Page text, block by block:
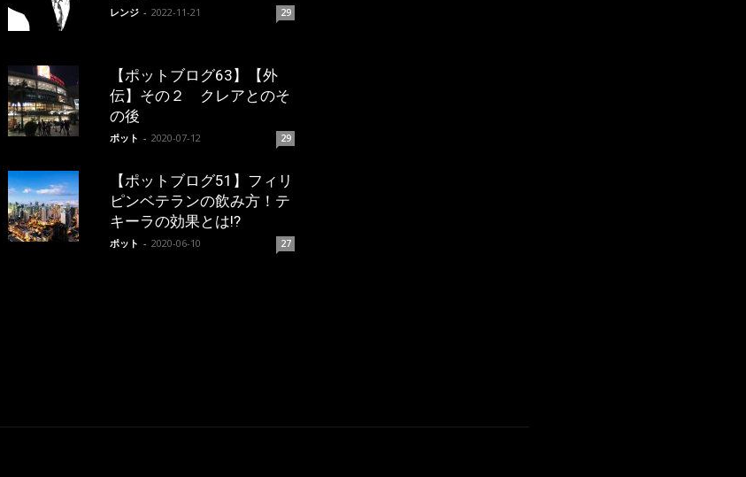
レンジ - 2022-11-21 29
【ポットブログ63】【外
伝】その２ クレアとのそ
の後
ポット - 2020-07-12 29
【ポットブログ51】フィリ
ピンベテランの飲み方！テ
キーラの効果とは!?
ポット - 2020-06-10 27